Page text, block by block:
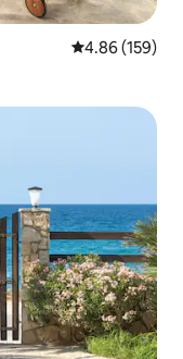
평점 4.86점(5
4.86 (159)